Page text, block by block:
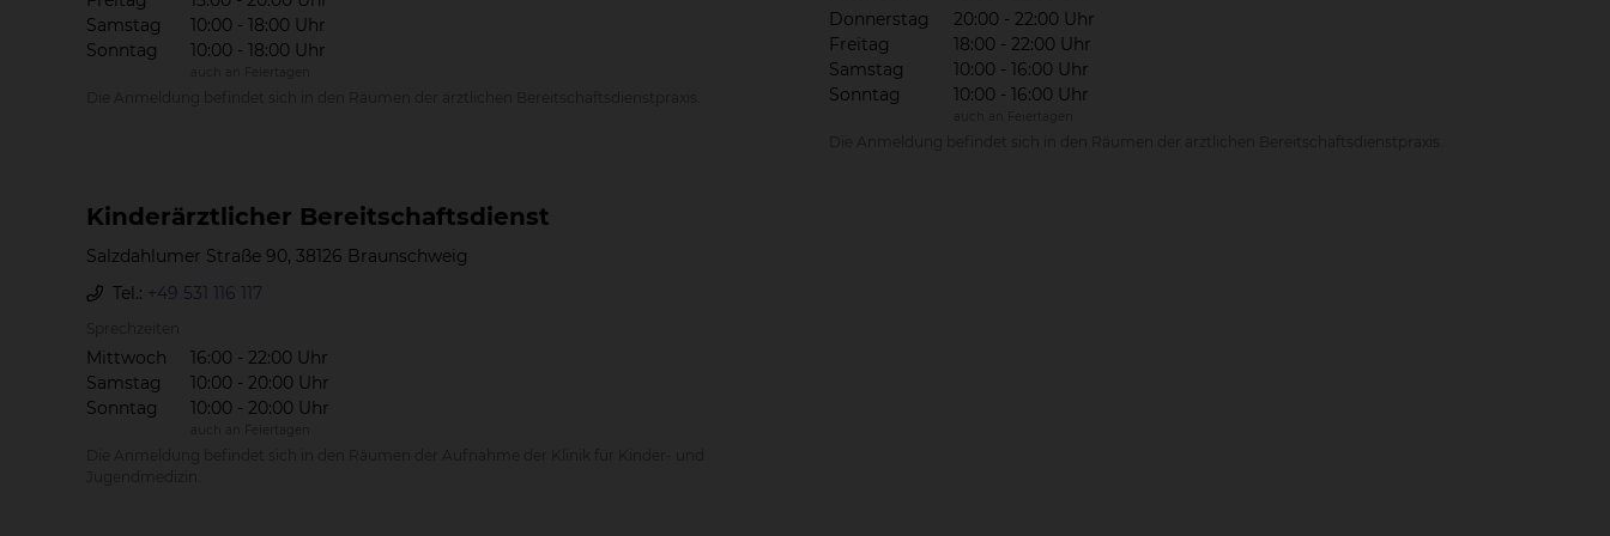
Samstag
10:00 - 18:00 Uhr
Sonntag
10:00 - 18:00 Uhr
Donnerstag
20:00 - 22:00 Uhr
Freitag
18:00 - 22:00 Uhr
Samstag
10:00 - 16:00 Uhr
Sonntag
10:00 - 16:00 Uhr
Kin­der­ärzt­li­cher Be­reit­schafts­dienst
Salzdahlumer Straße 90, 38126 Braunschweig
Tel.: +49 531 116 117
Mittwoch
16:00 - 22:00 Uhr
Samstag
10:00 - 20:00 Uhr
Sonntag
10:00 - 20:00 Uhr